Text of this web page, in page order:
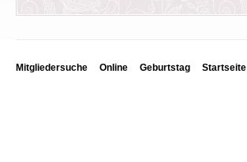
Mitgliedersuche Online Geburtstag Startseite